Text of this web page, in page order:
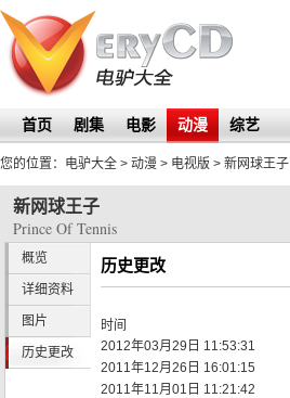
首页 剧集 电影 动漫 综艺
您的位置： 电驴大全 > 动漫 > 电视版 > 新网球王子
新网球王子
Prince Of Tennis
概览
详细资料
图片
历史更改
历史更改
时间
2012年03月29日 11:53:31
2011年12月26日 16:01:15
2011年11月01日 11:21:42